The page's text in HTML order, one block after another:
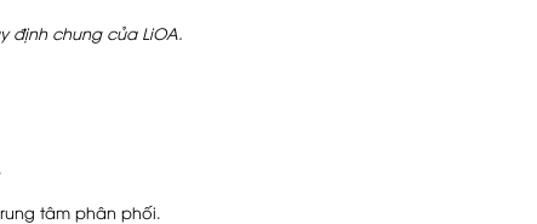
định chung của LiOA.
phân phối.